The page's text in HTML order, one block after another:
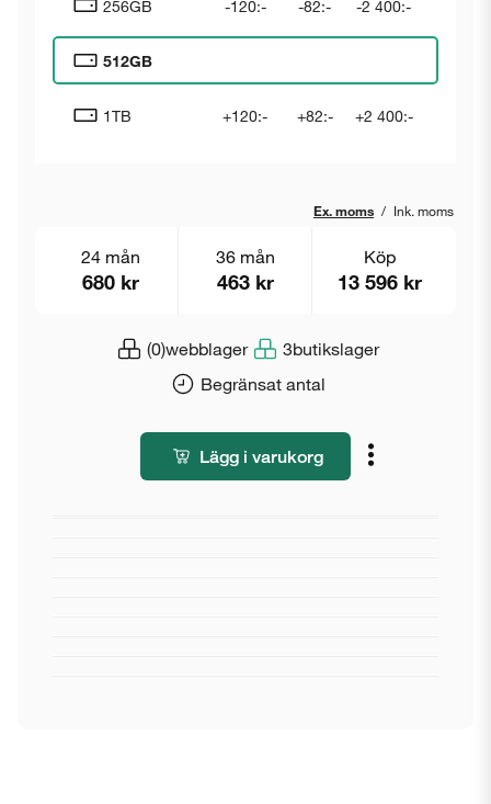
256GB -120:- -82:- -2 400:-
512GB
1TB +120:- +82:- +2 400:-
Ex. moms / Ink. moms
(0)webblager 3butikslager
Begränsat antal
24 mån
680 kr
36 mån
463 kr
Köp
13 596 kr
Lägg i varukorg